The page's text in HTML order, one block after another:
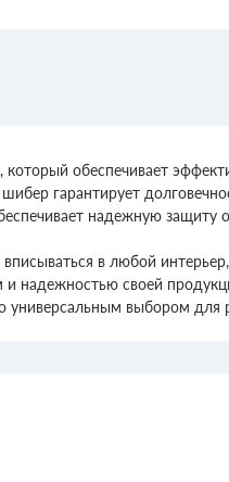
обеспечивает
гарантирует
надежную защиту
в любой
надежностью своей
выбором для